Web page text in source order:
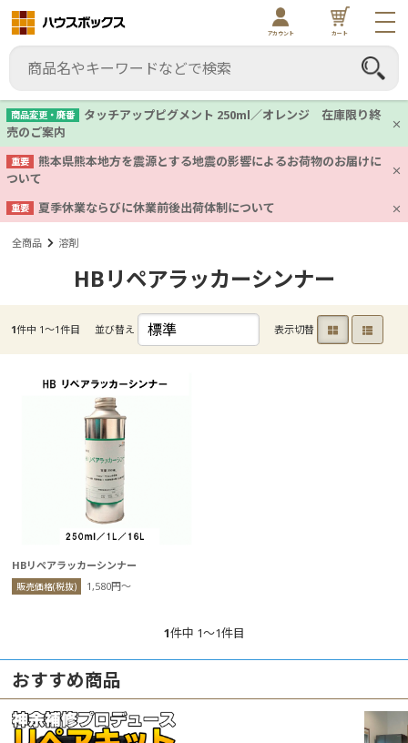
商品変更・廃番
タッチアップピグメント 250ml／オレンジ 在庫限り終
売のご案内
重要
熊本県熊本地方を震源とする地震の影響によるお荷物のお届けに
ついて
重要 夏季休業ならびに休業前後出荷体制について
アカウント カート
全商品 溶剤
HBリペアラッカーシンナー
1件中 1〜1件目 並び替え 表示切替
HBリペアラッカーシンナー
販売価格(税抜) 1,580円〜
1件中 1〜1件目
おすすめ商品